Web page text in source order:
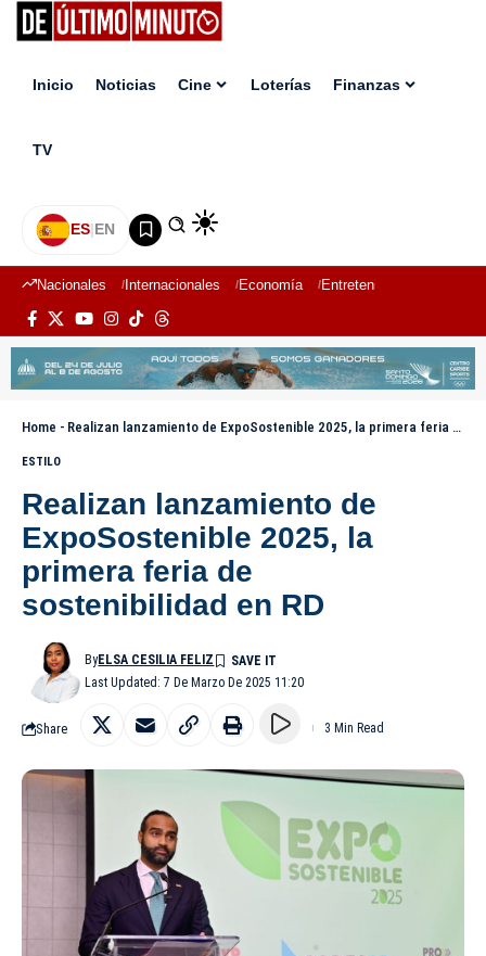
Inicio Noticias Cine Loterías Finanzas
TV
ES|EN
Nacionales Internacionales Economía Entretenimiento
Home - Realizan lanzamiento de ExpoSostenible 2025, la primera feria de sostenibilidad en RD
ESTILO
Realizan lanzamiento de
ExpoSostenible 2025, la
primera feria de
sostenibilidad en RD
Last Updated: 7 De Marzo De 2025 11:20
ByELSA CESILIA FELIZ
Share 3 Min Read